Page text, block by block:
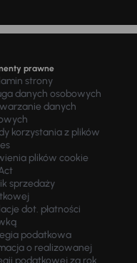
prawne
strony
danych osobowych
danych
korzystania z plików
plików cookie
sprzedaży
dot. płatności
podatkowa
o realizowanej
podatkowej za rok